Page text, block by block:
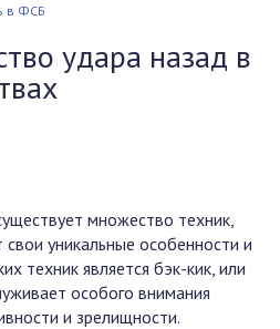
в ФСБ
удара назад в
множество техник,
уникальные особенности и
техник является бэк-кик, или
особого внимания
и зрелищности.